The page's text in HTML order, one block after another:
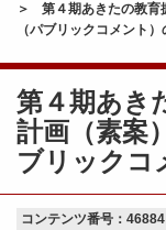
第４期あきたの教育
（パブリックコメント
第４期あき
計画（素案
ブリックコ
コンテンツ番号：46884